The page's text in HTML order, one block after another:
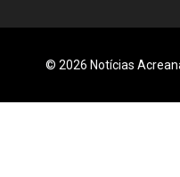
© 2026 Notícias